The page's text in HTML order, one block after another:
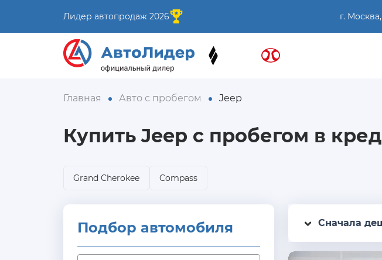
Лидер автопродаж 2026 г.
Главная Авто с пробегом Jeep
Купить Jeep с пробегом в
Grand Cherokee Compass
Подбор автомобиля Сначала